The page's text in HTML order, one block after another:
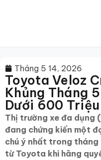
Tháng 5 14, 2026
Toyota Veloz
Khủng Tháng
Dưới 600 Triệu
Thị trường xe đa dụng
đang chứng kiến một
chú ý nhất trong tháng
từ Toyota khi hãng